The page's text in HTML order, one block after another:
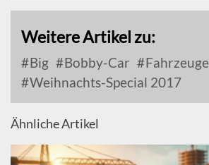
Weitere Artikel zu:
Big Bobby-Car Fahrzeuge
Weihnachts-Special 2017
Ähnliche Artikel